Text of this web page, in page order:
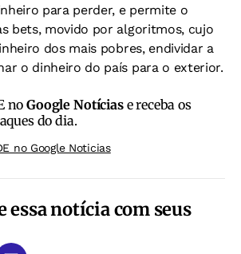
para perder, e permite o
bets, movido por algoritmos, cujo
dos mais pobres, endividar a
o dinheiro do país para o exterior.
noGoogle Notíciase receba os
do dia.
no Google Noticias
notícia com seus